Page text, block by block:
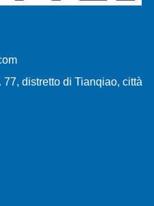
distretto di Tianqiao, città